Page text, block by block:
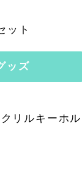
ット
ッズ
リルキーホル